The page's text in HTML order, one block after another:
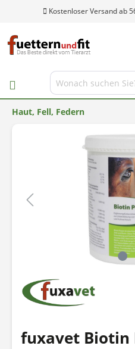
Kostenloser Versand ab
Haut, Fell, Federn
fuxavet Biotin